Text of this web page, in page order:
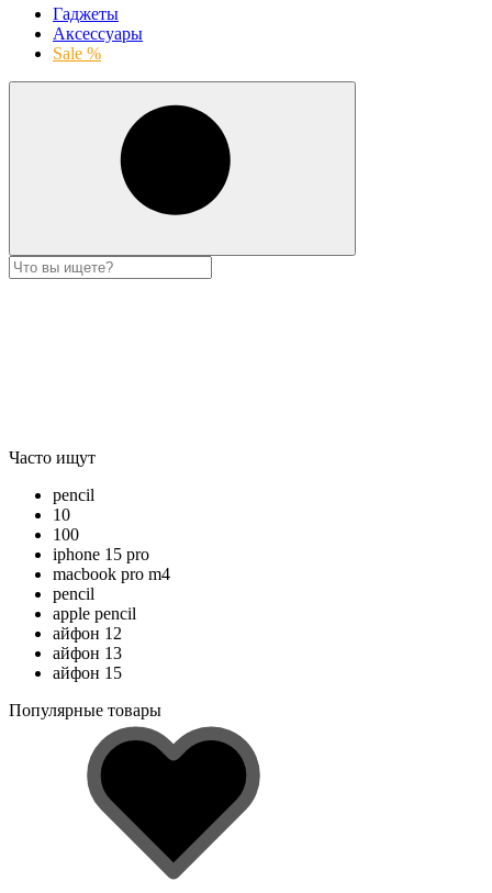
Гаджеты
Аксессуары
Sale %
Часто ищут
pencil
10
100
iphone 15 pro
macbook pro m4
pencil
apple pencil
айфон 12
айфон 13
айфон 15
Популярные товары